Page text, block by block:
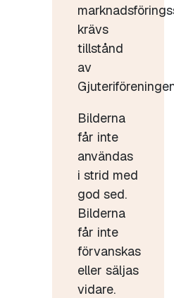
krävs
tillstånd
av
Bilderna
får inte
användas
i strid med
god sed.
Bilderna
får inte
förvanskas
eller säljas
vidare.